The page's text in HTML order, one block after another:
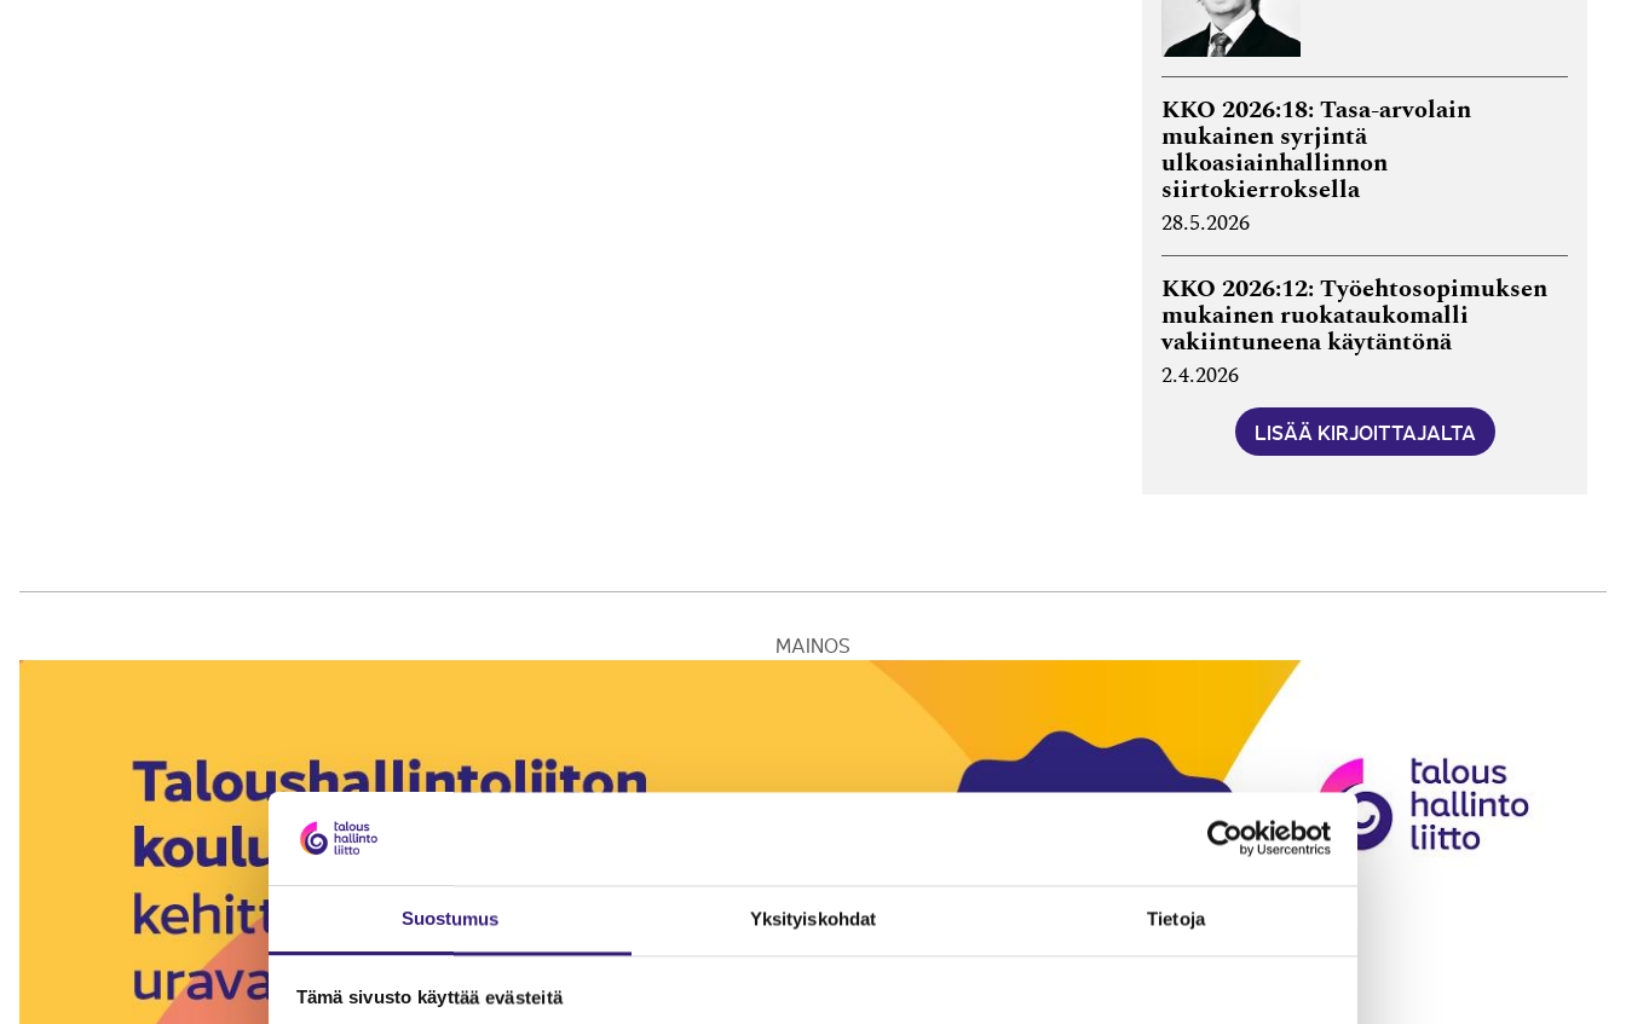
Suostumus Yksityiskohdat Tietoja
Tämä sivusto käyttää evästeitä
KKO 2026:18: Tasa-arvolain
mukainen syrjintä
ulkoasiainhallinnon
siirtokierroksella
28.5.2026
KKO 2026:12: Työehtosopimuksen
mukainen ruokataukomalli
vakiintuneena käytäntönä
2.4.2026
LISÄÄ KIRJOITTAJALTA
MAINOS